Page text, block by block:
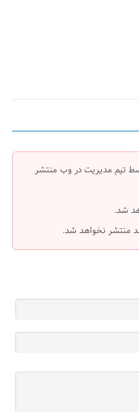
تیم مدیریت در وب منتشر
شد.
منتشر نخواهد شد.